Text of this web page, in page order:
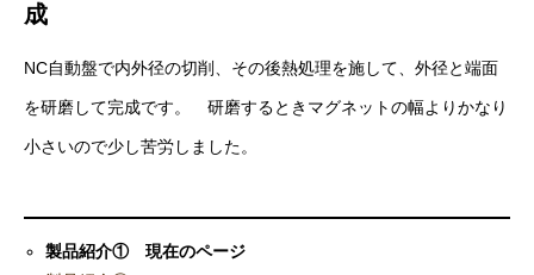
成
NC自動盤で内外径の切削、その後熱処理を施して、外径と端面
を研磨して完成です。 研磨するときマグネットの幅よりかなり
小さいので少し苦労しました。
製品紹介① 現在のページ